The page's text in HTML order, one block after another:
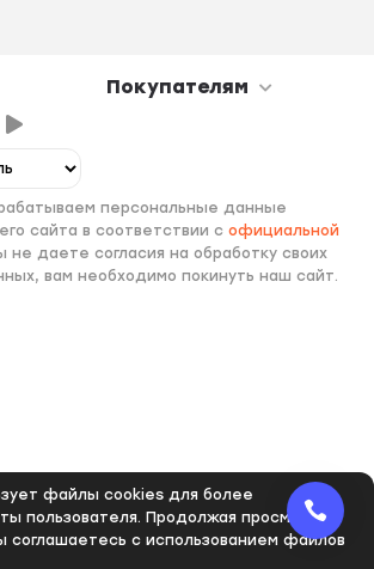
файлы cookies для более
пользователя. Продолжая просмотр
соглашаетесь с использованием файлов
Покупателям
персональные данные
сайта в соответствии софициальной
не даете согласия на обработку своих
вам необходимо покинуть наш сайт.